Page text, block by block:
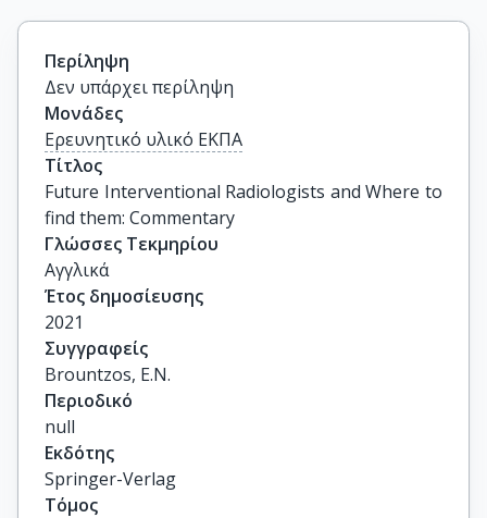
Περίληψη
Δεν υπάρχει περίληψη
Μονάδες
Ερευνητικό υλικό ΕΚΠΑ
Τίτλος
Future Interventional Radiologists and Where to
find them: Commentary
Γλώσσες Τεκμηρίου
Αγγλικά
Έτος δημοσίευσης
2021
Συγγραφείς
Brountzos, E.N.
Περιοδικό
null
Εκδότης
Springer-Verlag
Τόμος